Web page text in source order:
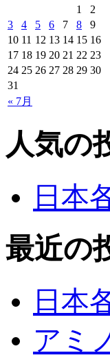
« 7月
1
2
3
4 5 6 7 8
9
10 11 12 13 14 15 16
17 18 19 20 21 22 23
24 25 26 27 28 29 30
31
人気の
日本
最近の
日本
アミ